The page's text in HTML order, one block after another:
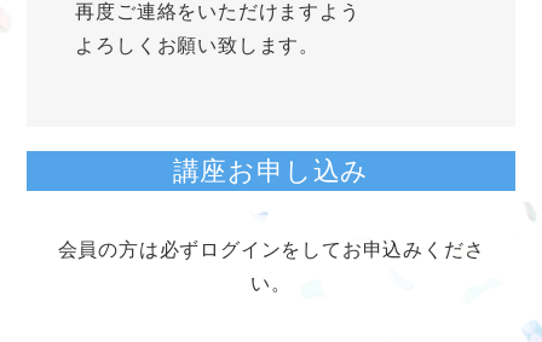
再度ご連絡をいただけますよう
よろしくお願い致します。
講座お申し込み
会員の方は必ずログインをしてお申込みくださ
い。